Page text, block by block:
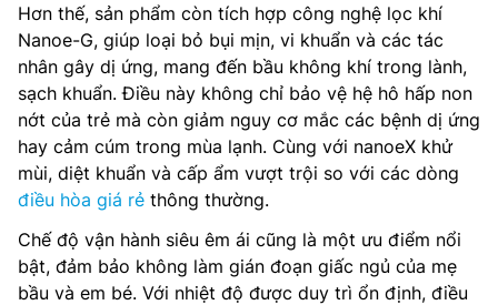
Hơn thế, sản phẩm còn tích hợp công nghệ lọc khí
Nanoe-G, giúp loại bỏ bụi mịn, vi khuẩn và các tác
nhân gây dị ứng, mang đến bầu không khí trong lành,
sạch khuẩn. Điều này không chỉ bảo vệ hệ hô hấp non
nớt của trẻ mà còn giảm nguy cơ mắc các bệnh dị ứng
hay cảm cúm trong mùa lạnh. Cùng với nanoeX khử
mùi, diệt khuẩn và cấp ẩm vượt trội so với các dòng
điều hòa giá rẻ thông thường.
Chế độ vận hành siêu êm ái cũng là một ưu điểm nổi
bật, đảm bảo không làm gián đoạn giấc ngủ của mẹ
bầu và em bé. Với nhiệt độ được duy trì ổn định, điều